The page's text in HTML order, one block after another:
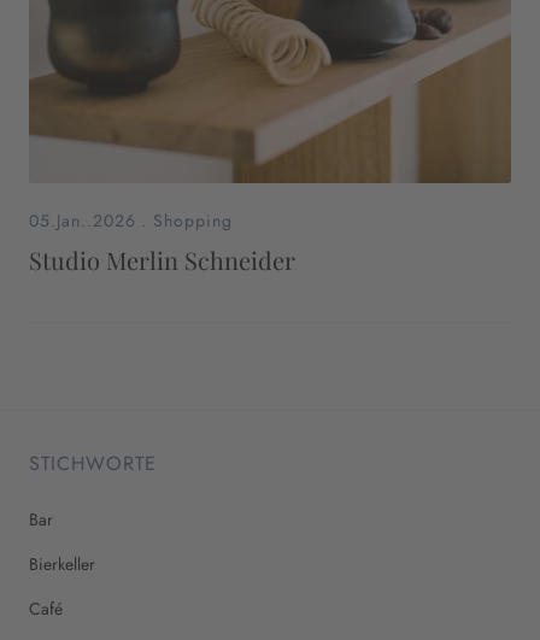
05.Jan..2026 . Shopping
Studio Merlin Schneider
STICHWORTE
Bar
Bierkeller
Café